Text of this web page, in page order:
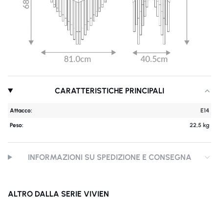
CARATTERISTICHE PRINCIPALI
Attacco: E14
Peso: 22,5 kg
INFORMAZIONI SU SPEDIZIONE E CONSEGNA
ALTRO DALLA SERIE VIVIEN